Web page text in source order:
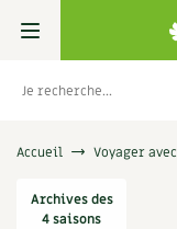
Livres
Permaculture,
Les 4 saisons
Accueil Voyager
Archives des
4 saisons